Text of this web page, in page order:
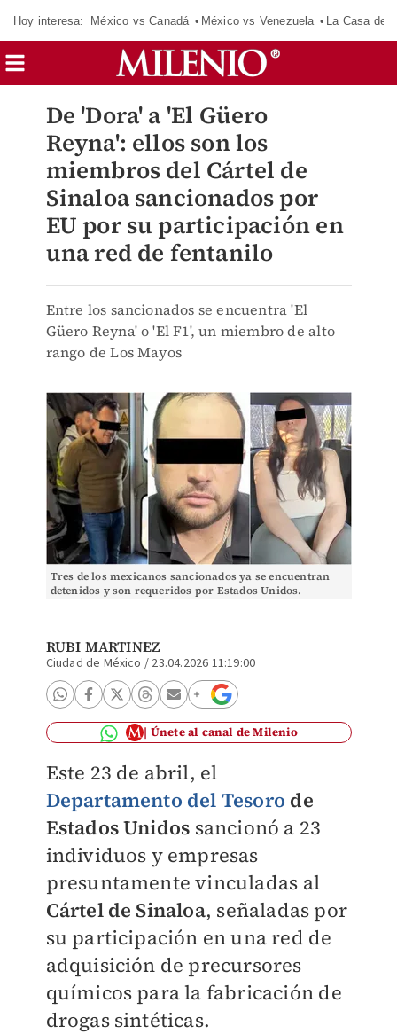
Hoy interesa: México vs Canadá México vs Venezuela La Casa de
De 'Dora' a 'El Güero
Reyna': ellos son los
miembros del Cártel de
Sinaloa sancionados por
EU por su participación en
una red de fentanilo
Entre los sancionados se encuentra 'El
Güero Reyna' o 'El F1', un miembro de alto
rango de Los Mayos
Tres de los mexicanos sancionados ya se encuentran
detenidos y son requeridos por Estados Unidos.
RUBI MARTINEZ
Ciudad de México / 23.04.2026 11:19:00
Únete al canal de Milenio
Este 23 de abril, el
Departamento del Tesoro de
Estados Unidos sancionó a 23
individuos y empresas
presuntamente vinculadas al
Cártel de Sinaloa, señaladas por
su participación en una red de
adquisición de precursores
químicos para la fabricación de
drogas sintéticas.